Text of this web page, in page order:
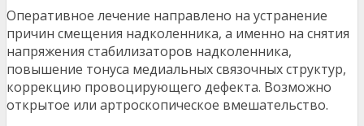
Оперативное лечение направлено на устранение
причин смещения надколенника, а именно на снятия
напряжения стабилизаторов надколенника,
повышение тонуса медиальных связочных структур,
коррекцию провоцирующего дефекта. Возможно
открытое или артроскопическое вмешательство.